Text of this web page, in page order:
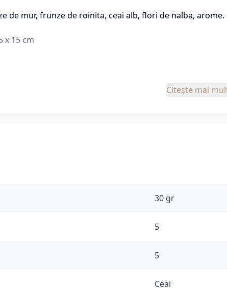
de mur, frunze de roinita, ceai alb, flori de nalba, arome.
x 15 cm
Citește mai
30 gr
5
5
Ceai